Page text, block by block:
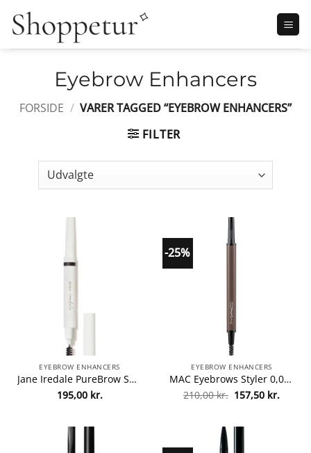
Fortsæt
Eyebrow Enhancers
FORSIDE / VARER TAGGED “EYEBROW ENHANCERS”
FILTER
EYEBROW ENHANCERS
Jane Iredale PureBrow Shaping Pencil 0,23 gr. – Soft Black fra Jane Iredale
195,00 kr.
-25%
EYEBROW ENHANCERS
MAC Eyebrows Styler 0,09 gr. – Spiked fra MAC Cosmetics
210,00kr. Den
oprindelige
210,00 kr..
157,50 kr.Den